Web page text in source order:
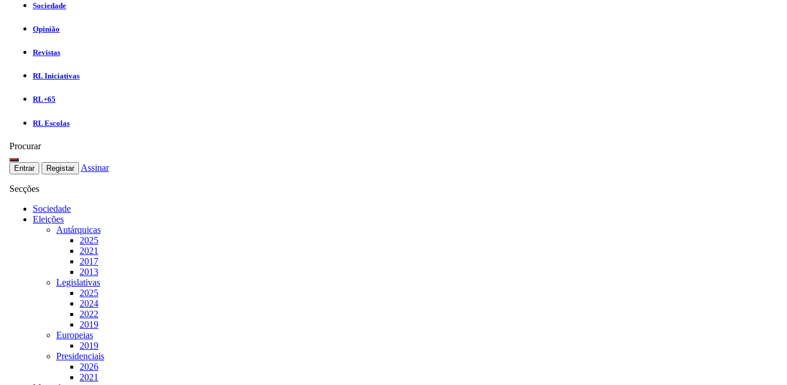
Sociedade
Opinião
Revistas
RL Iniciativas
RL+65
RL Escolas
Procurar
Entrar Registar Assinar
Secções
Sociedade
Eleições
Autárquicas
2025
2021
2017
2013
Legislativas
2025
2024
2022
2019
Europeias
2019
Presidenciais
2026
2021